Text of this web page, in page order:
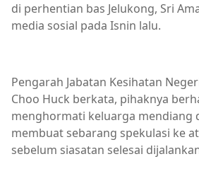
di perhentian bas Jelukong, Sri
media sosial pada Isnin lalu.
Pengarah Jabatan Kesihatan
Choo Huck berkata, pihaknya
menghormati keluarga mendiang
membuat sebarang spekulasi ke
sebelum siasatan selesai